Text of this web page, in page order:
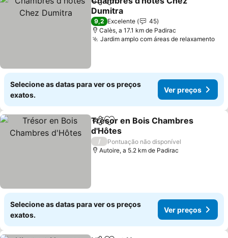
PartilharAdicionar aos favoritos
Dumitra
9,2 Excelente
45
Calès, a 17.1 km de Padirac
Jardim amplo com áreas de relaxamento
Selecione as datas para ver os preços
exatos.
Ver preços
PartilharAdicionar aos favoritos
Trésor en Bois Chambres
d'Hôtes
/
Pontuação não disponível
Autoire, a 5.2 km de Padirac
Selecione as datas para ver os preços
exatos.
Ver preços